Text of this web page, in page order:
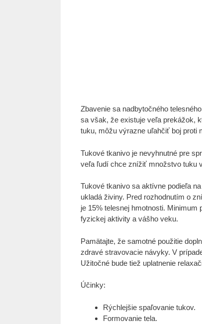
Zbavenie sa nadbytočného
sa však, že existuje veľa prekážok,
tuku, môžu výrazne uľahčiť boj proti
Tukové tkanivo je nevyhnutné pre
veľa ľudí chce znížiť množstvo tuku
Tukové tkanivo sa aktívne podieľa
ukladá živiny. Pred rozhodnutím o
je 15% telesnej hmotnosti.
fyzickej aktivity a vášho veku.
Pamätajte, že samotné použitie
zdravé stravovacie návyky. V
Užitočné bude tiež uplatnenie
Účinky:
Rýchlejšie spaľovanie tukov.
Formovanie tela.